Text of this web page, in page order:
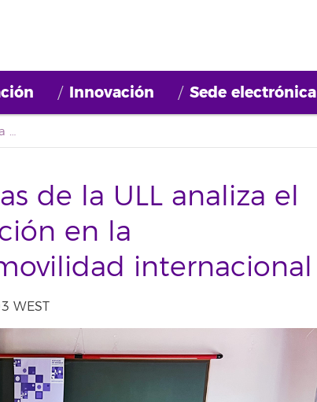
Innovación Sede electrónica
El Servicio de Idiomas de la ULL analiza el papel de la certificación en la empleabilidad y la movilidad internacional
de la ULL analiza el
en la
internacional
WEST